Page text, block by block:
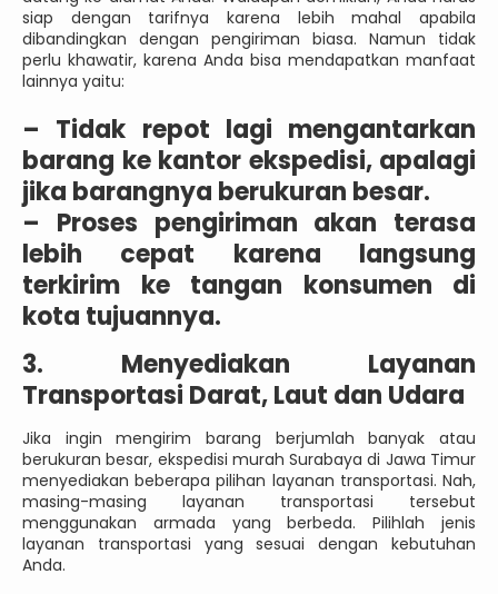
siap dengan tarifnya karena lebih mahal apabila
dibandingkan dengan pengiriman biasa. Namun tidak
perlu khawatir, karena Anda bisa mendapatkan manfaat
lainnya yaitu:
– Tidak repot lagi mengantarkan
barang ke kantor ekspedisi, apalagi
jika barangnya berukuran besar.
– Proses pengiriman akan terasa
lebih cepat karena langsung
terkirim ke tangan konsumen di
kota tujuannya.
3. Menyediakan Layanan
Transportasi Darat, Laut dan Udara
Jika ingin mengirim barang berjumlah banyak atau
berukuran besar, ekspedisi murah Surabaya di Jawa Timur
menyediakan beberapa pilihan layanan transportasi. Nah,
masing-masing layanan transportasi tersebut
menggunakan armada yang berbeda. Pilihlah jenis
layanan transportasi yang sesuai dengan kebutuhan
Anda.